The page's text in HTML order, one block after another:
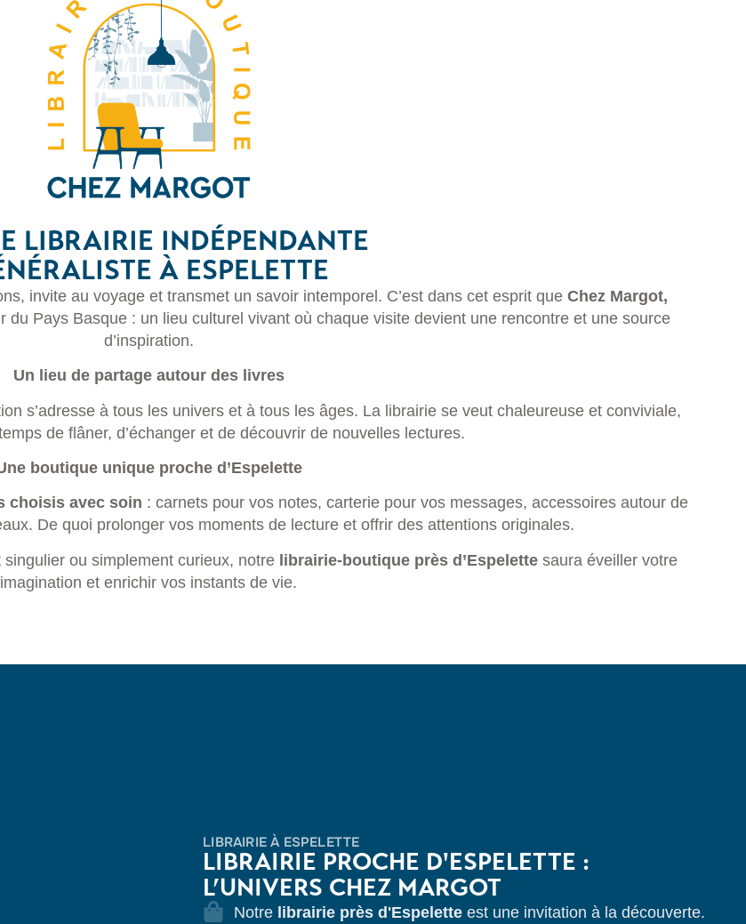
LIBRAIRIE INDÉPENDANTE
À ESPELETTE
invite au voyage et transmet un savoir intemporel. C’est dans cet esprit que Chez Margot,
Pays Basque : un lieu culturel vivant où chaque visite devient une rencontre et une source
d’inspiration.
Un lieu de partage autour des livres
s’adresse à tous les univers et à tous les âges. La librairie se veut chaleureuse et conviviale,
de flâner, d’échanger et de découvrir de nouvelles lectures.
boutique unique proche d’Espelette
choisis avec soin : carnets pour vos notes, carterie pour vos messages, accessoires autour de
De quoi prolonger vos moments de lecture et offrir des attentions originales.
ou simplement curieux, notre librairie-boutique près d’Espelette saura éveiller votre
imagination et enrichir vos instants de vie.
LIBRAIRIE À ESPELETTE
LIBRAIRIE PROCHE D'ESPELETTE :
L’UNIVERS CHEZ MARGOT
Notre librairie près d'Espelette est une invitation à la découverte.